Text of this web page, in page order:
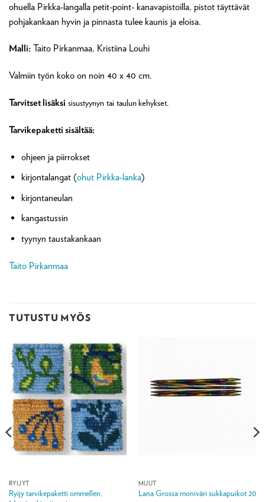
ohuella Pirkka-langalla petit-point- kanavapistoilla, pistot täyttävät
pohjakankaan hyvin ja pinnasta tulee kaunis ja eloisa.
Malli: Taito Pirkanmaa, Kristiina Louhi
Valmiin työn koko on noin 40 x 40 cm.
Tarvitset lisäksi sisustyynyn tai taulun kehykset.
Tarvikepaketti sisältää:
ohjeen ja piirrokset
kirjontalangat (ohut Pirkka-lanka)
kirjontaneulan
kangastussin
tyynyn taustakankaan
Taito Pirkanmaa
TUTUSTU MYÖS
RYIJYT
Ryijy tarvikepaketti ommellen,
MUUT
Lana Grossa moniväri sukkapuikot 20